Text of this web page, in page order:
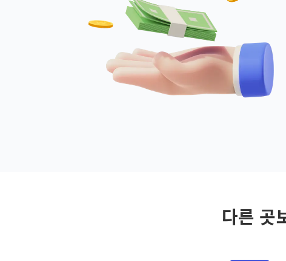
다른 곳